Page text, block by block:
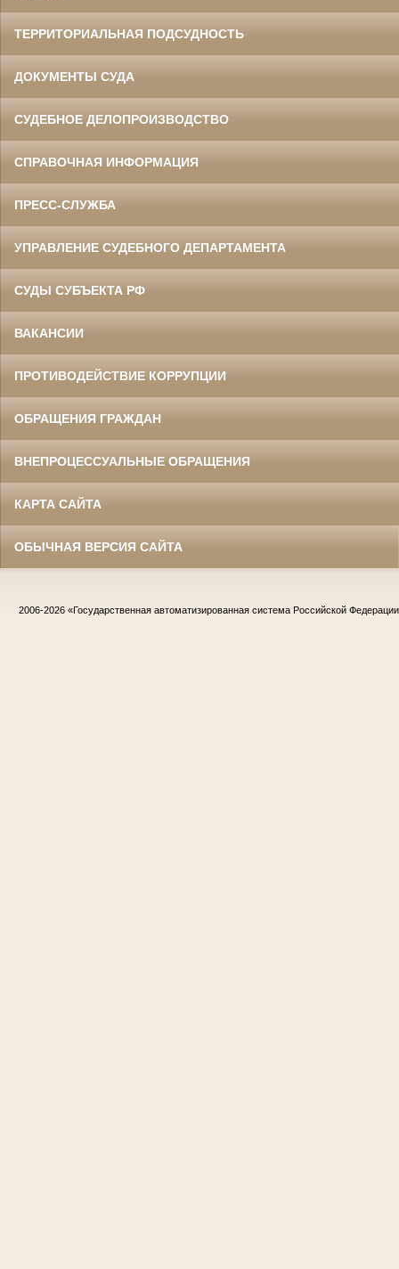
ТЕРРИТОРИАЛЬНАЯ ПОДСУДНОСТЬ
ДОКУМЕНТЫ СУДА
СУДЕБНОЕ ДЕЛОПРОИЗВОДСТВО
СПРАВОЧНАЯ ИНФОРМАЦИЯ
ПРЕСС-СЛУЖБА
УПРАВЛЕНИЕ СУДЕБНОГО ДЕПАРТАМЕНТА
СУДЫ СУБЪЕКТА РФ
ВАКАНСИИ
ПРОТИВОДЕЙСТВИЕ КОРРУПЦИИ
ОБРАЩЕНИЯ ГРАЖДАН
ВНЕПРОЦЕССУАЛЬНЫЕ ОБРАЩЕНИЯ
КАРТА САЙТА
ОБЫЧНАЯ ВЕРСИЯ САЙТА
2006-2026 «Государственная автоматизированная система Российской